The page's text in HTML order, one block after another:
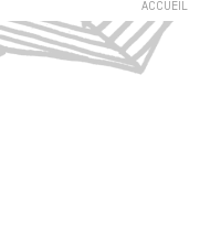
ACCUEIL